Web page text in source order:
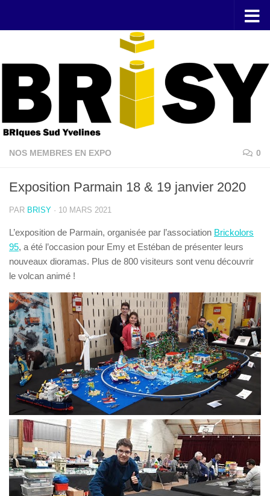
NOS MEMBRES EN EXPO 0
Exposition Parmain 18 & 19 janvier 2020
PAR BRISY · 10 MARS 2021
L’exposition de Parmain, organisée par l’association Brickolors
95, a été l’occasion pour Emy et Estéban de présenter leurs
nouveaux dioramas. Plus de 800 visiteurs sont venu découvrir
le volcan animé !